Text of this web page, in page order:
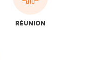
RÉUNION